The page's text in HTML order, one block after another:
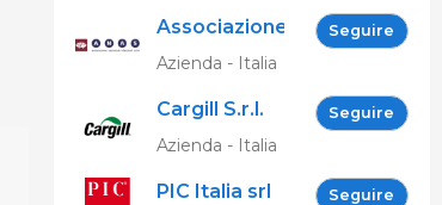
Associazione
Nazionale
Suini (ANAS)
Seguire
Azienda - Italia
Cargill S.r.l. Seguire
Azienda - Italia
PIC Italia srl Seguire